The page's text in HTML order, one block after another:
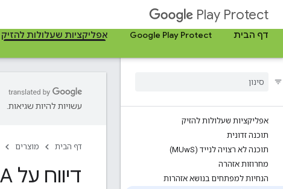
Play Protect
דף הבית
Google Play Protect אפליקציות שעלולות להזיק
אפליקציות שעלולות להזיק
תוכנה זדונית
תוכנה לא רצויה לנייד (MUwS)
מחרוזות אזהרה
הנחיות למפתחים בנושא אזהרות
עשויות להיות שגיאות.
דף הבית מוצרים
דיווח על PHA